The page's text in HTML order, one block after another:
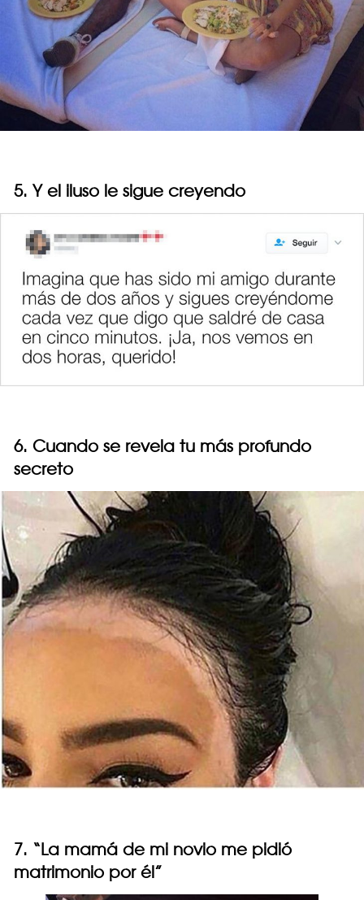
5. Y el iluso le sigue creyendo
6. Cuando se revela tu más profundo
secreto
7. “La mamá de mi novio me pidió
matrimonio por él”